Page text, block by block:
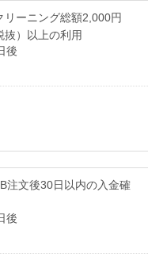
リーニング総額2,000円
抜）以上の利用
後
注文後30日以内の入金確
後